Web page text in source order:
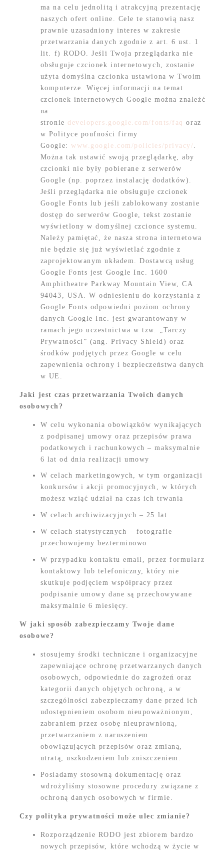
ma na celu jednolitą i atrakcyjną prezentację
naszych ofert online. Cele te stanowią nasz
prawnie uzasadniony interes w zakresie
przetwarzania danych zgodnie z art. 6 ust. 1
lit. f) RODO. Jeśli Twoja przeglądarka nie
obsługuje czcionek internetowych, zostanie
użyta domyślna czcionka ustawiona w Twoim
komputerze. Więcej informacji na temat
czcionek internetowych Google można znaleźć
na
stronie developers.google.com/fonts/faq oraz
w Polityce poufności firmy
Google:www.google.com/policies/privacy/
Można tak ustawić swoją przeglądarkę, aby
czcionki nie były pobierane z serwerów
Google (np. poprzez instalację dodatków).
Jeśli przeglądarka nie obsługuje czcionek
Google Fonts lub jeśli zablokowany zostanie
dostęp do serwerów Google, tekst zostanie
wyświetlony w domyślnej czcionce systemu.
Należy pamiętać, że nasza strona internetowa
nie będzie się już wyświetlać zgodnie z
zaprojektowanym układem. Dostawcą usług
Google Fonts jest Google Inc. 1600
Amphitheatre Parkway Mountain View, CA
94043, USA. W odniesieniu do korzystania z
Google Fonts odpowiedni poziom ochrony
danych Google Inc. jest gwarantowany w
ramach jego uczestnictwa w tzw. „Tarczy
Prywatności” (ang. Privacy Shield) oraz
środków podjętych przez Google w celu
zapewnienia ochrony i bezpieczeństwa danych
w UE.
Jaki jest czas przetwarzania Twoich danych
osobowych?
W celu wykonania obowiązków wynikających
z podpisanej umowy oraz przepisów prawa
podatkowych i rachunkowych – maksymalnie
6 lat od dnia realizacji umowy
W celach marketingowych, w tym organizacji
konkursów i akcji promocyjnych, w których
możesz wziąć udział na czas ich trwania
W celach archiwizacyjnych – 25 lat
W celach statystycznych – fotografie
przechowujemy bezterminowo
W przypadku kontaktu email, przez formularz
kontaktowy lub telefoniczny, który nie
skutkuje podjęciem współpracy przez
podpisanie umowy dane są przechowywane
maksymalnie 6 miesięcy.
W jaki sposób zabezpieczamy Twoje dane
osobowe?
stosujemy środki techniczne i organizacyjne
zapewniające ochronę przetwarzanych danych
osobowych, odpowiednie do zagrożeń oraz
kategorii danych objętych ochroną, a w
szczególności zabezpieczamy dane przed ich
udostępnieniem osobom nieupoważnionym,
zabraniem przez osobę nieuprawnioną,
przetwarzaniem z naruszeniem
obowiązujących przepisów oraz zmianą,
utratą, uszkodzeniem lub zniszczeniem.
Posiadamy stosowną dokumentację oraz
wdrożyliśmy stosowne procedury związane z
ochroną danych osobowych w firmie.
Czy polityka prywatności może ulec zmianie?
Rozporządzenie RODO jest zbiorem bardzo
nowych przepisów, które wchodzą w życie w